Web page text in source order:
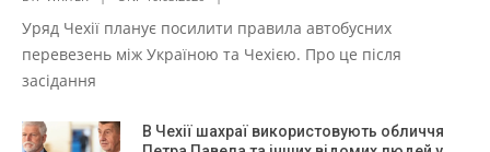
Уряд Чехії планує посилити правила автобусних
перевезень між Україною та Чехією. Про це після
засідання
В Чехії шахраї використовують обличчя